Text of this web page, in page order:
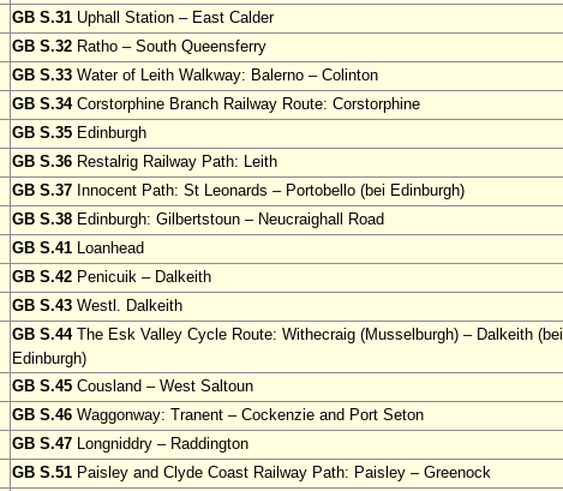
GB S.31 Uphall Station – East Calder
GB S.32 Ratho – South Queensferry
GB S.33 Water of Leith Walkway: Balerno – Colinton
GB S.34Corstorphine Branch Railway Route: Corstorphine
GB S.35 Edinburgh
GB S.36 Restalrig Railway Path: Leith
GB S.37 Innocent Path: St Leonards – Portobello (bei Edinburgh)
GB S.38 Edinburgh: Gilbertstoun – Neucraighall Road
GB S.41 Loanhead
GB S.42 Penicuik – Dalkeith
GB S.43 Westl. Dalkeith
GB S.44The Esk Valley Cycle Route: Withecraig (Musselburgh) – Dalkeith (bei
Edinburgh)
GB S.45 Cousland – West Saltoun
GB S.46 Waggonway: Tranent – Cockenzie and Port Seton
GB S.47 Longniddry – Raddington
GB S.51 Paisley and Clyde Coast Railway Path: Paisley – Greenock